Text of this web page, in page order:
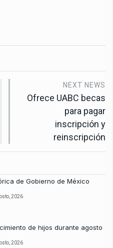
NEXT NEWS
Ofrece UABC becas
para pagar
inscripción y
reinscripción
de Gobierno de México
2026
de hijos durante agosto
2026